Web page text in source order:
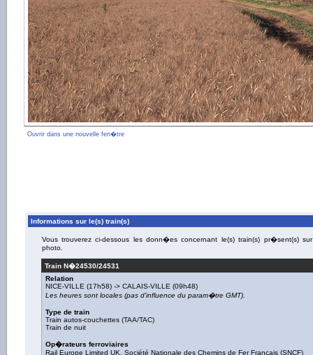
Ouvrir dans une nouvelle fen�tre
Informations sur le(s) train(s)
Vous trouverez ci-dessous les donn�es concernant le(s) train(s) pr�sent(s)
photo.
Train N�24530/24531
Relation
NICE-VILLE (17h58) -> CALAIS-VILLE (09h48)
Les heures sont locales (pas d'influence du param�tre GMT).
Type de train
Train autos-couchettes (TAA/TAC)
Train de nuit
Op�rateurs ferroviaires
Rail Europe Limited UK
Société Nationale des Chemins de Fer Français (SNCF)